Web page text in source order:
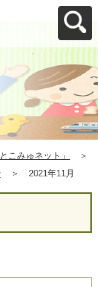
こみゅネット」
＞
＞ 2021年11月